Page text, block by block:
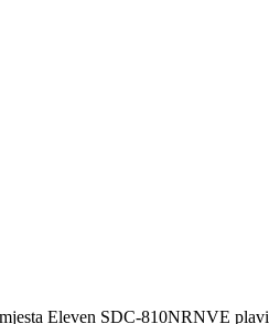
Eleven SDC-810NRNVE plavi